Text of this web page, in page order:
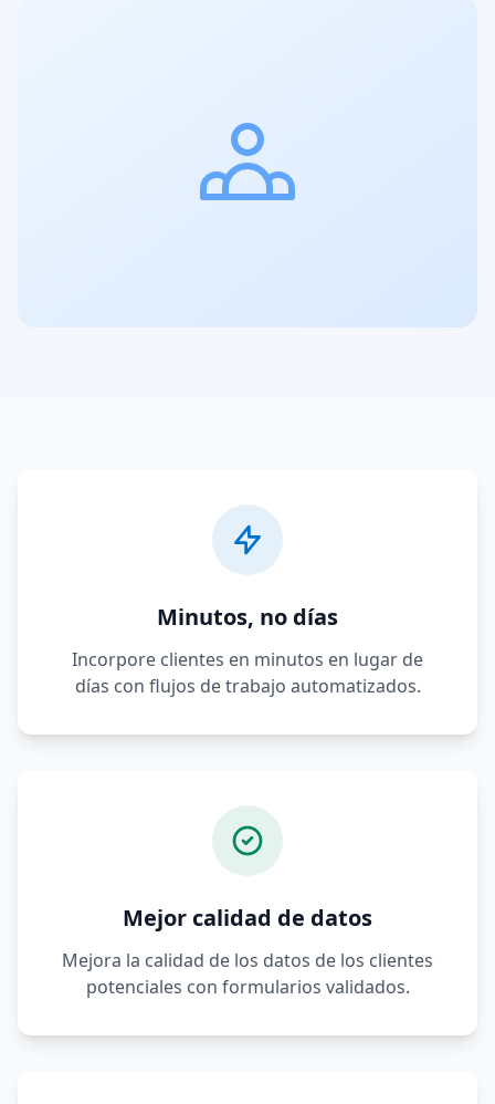
Minutos, no días
Incorpore clientes en minutos en lugar de
días con flujos de trabajo automatizados.
Mejor calidad de datos
Mejora la calidad de los datos de los clientes
potenciales con formularios validados.